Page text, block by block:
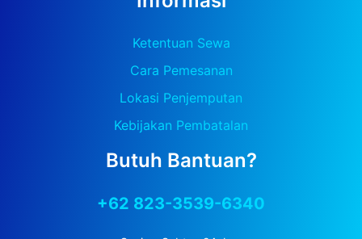
Ketentuan Sewa
Cara Pemesanan
Lokasi Penjemputan
Kebijakan Pembatalan
Butuh Bantuan?
+62 823-3539-6340